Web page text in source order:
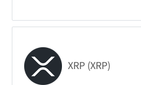
XRP (XRP)